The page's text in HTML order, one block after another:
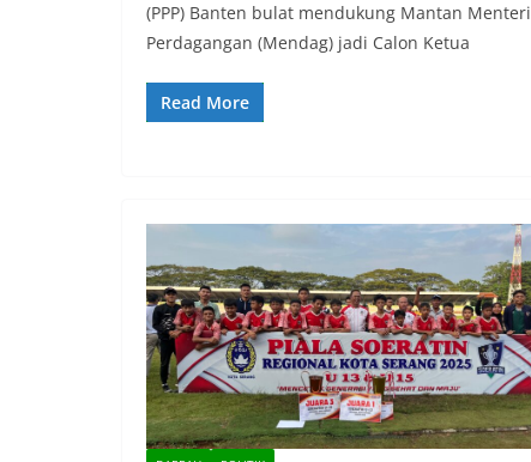
(PPP) Banten bulat mendukung Mantan Menteri
Perdagangan (Mendag) jadi Calon Ketua
Read More